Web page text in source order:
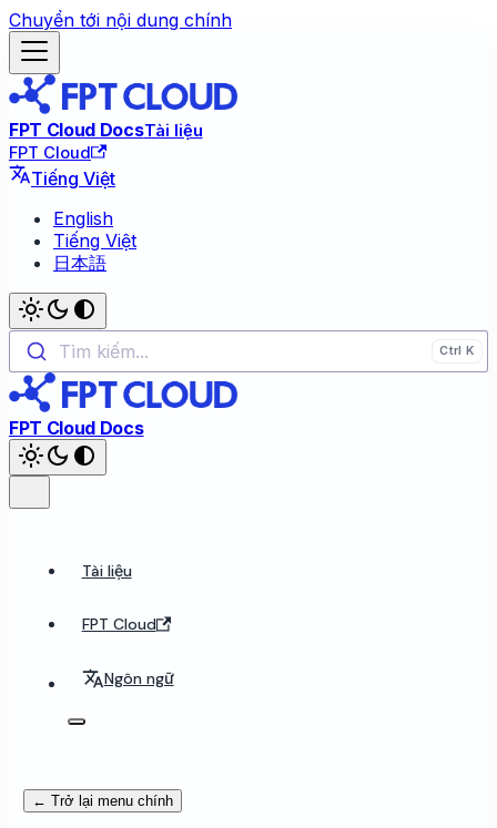
Chuyển tới nội dung chính
FPT Cloud DocsTài liệu
FPT Cloud
Tiếng Việt
English
Tiếng Việt
日本語
Tìm kiếm...
FPT Cloud Docs
Tài liệu
FPT Cloud
Ngôn ngữ
← Trở lại menu chính